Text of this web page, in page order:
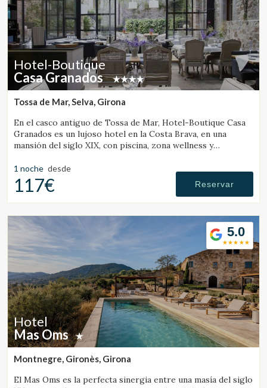
Hotel-Boutique
Casa Granados
Tossa de Mar, Selva, Girona
En el casco antiguo de Tossa de Mar, Hotel-Boutique Casa
Granados es un lujoso hotel en la Costa Brava, en una
mansión del siglo XIX, con piscina, zona wellness y
1 noche desde
117€ Reservar
5.0
Hotel
Mas Oms
Montnegre, Gironès, Girona
El Mas Oms es la perfecta sinergia entre una masía del siglo